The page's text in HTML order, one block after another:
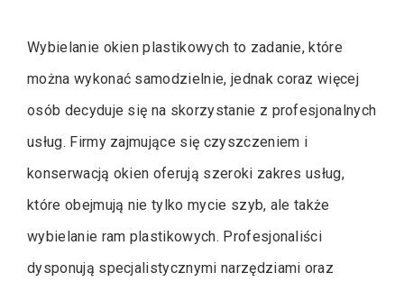
Wybielanie okien plastikowych to zadanie, które
można wykonać samodzielnie, jednak coraz więcej
osób decyduje się na skorzystanie z profesjonalnych
usług. Firmy zajmujące się czyszczeniem i
konserwacją okien oferują szeroki zakres usług,
które obejmują nie tylko mycie szyb, ale także
wybielanie ram plastikowych. Profesjonaliści
dysponują specjalistycznymi narzędziami oraz